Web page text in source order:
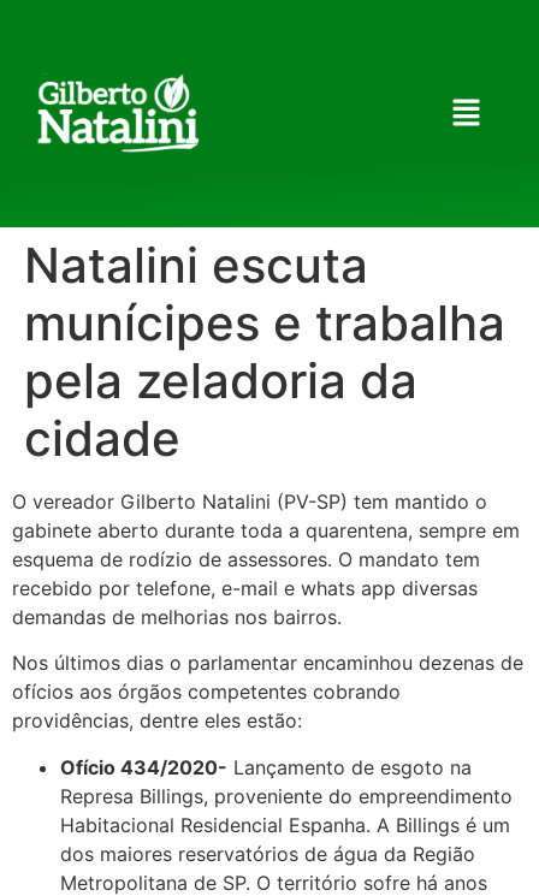
Natalini escuta
munícipes e trabalha
pela zeladoria da
cidade
O vereador Gilberto Natalini (PV-SP) tem mantido o
gabinete aberto durante toda a quarentena, sempre em
esquema de rodízio de assessores. O mandato tem
recebido por telefone, e-mail e whats app diversas
demandas de melhorias nos bairros.
Nos últimos dias o parlamentar encaminhou dezenas de
ofícios aos órgãos competentes cobrando
providências, dentre eles estão:
Ofício 434/2020- Lançamento de esgoto na
Represa Billings, proveniente do empreendimento
Habitacional Residencial Espanha. A Billings é um
dos maiores reservatórios de água da Região
Metropolitana de SP. O território sofre há anos